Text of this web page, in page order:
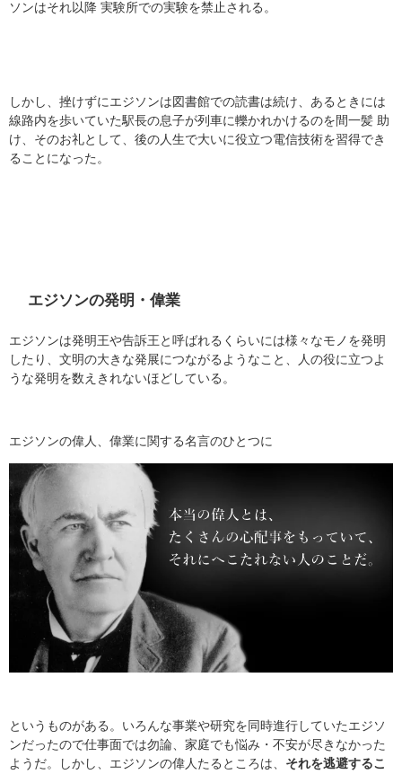
ソンはそれ以降 実験所での実験を禁止される。
しかし、挫けずにエジソンは図書館での読書は続け、あるときには
線路内を歩いていた駅長の息子が列車に轢かれかけるのを間一髪 助
け、そのお礼として、後の人生で大いに役立つ電信技術を習得でき
ることになった。
エジソンの発明・偉業
エジソンは発明王や告訴王と呼ばれるくらいには様々なモノを発明
したり、文明の大きな発展につながるようなこと、人の役に立つよ
うな発明を数えきれないほどしている。
エジソンの偉人、偉業に関する名言のひとつに
というものがある。いろんな事業や研究を同時進行していたエジソ
ンだったので仕事面では勿論、家庭でも悩み・不安が尽きなかった
ようだ。しかし、エジソンの偉人たるところは、 それを逃避するこ